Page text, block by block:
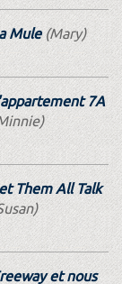
Mule(Mary)
7A
Them All Talk
et nous